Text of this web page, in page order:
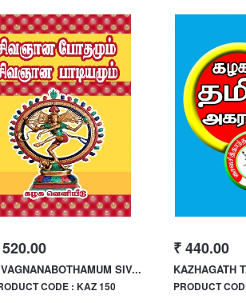
SIV...
CODE : KAZ 150
₹ 440.00
KAZHAGATH
PRODUCT